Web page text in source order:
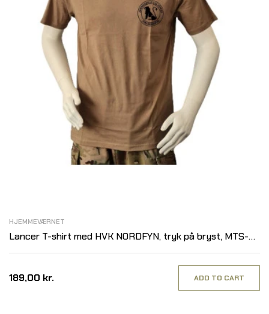
HJEMMEVÆRNET
Lancer T-shirt med HVK NORDFYN, tryk på bryst, MTS-
Khaki
189,00 kr. ADD TO CART